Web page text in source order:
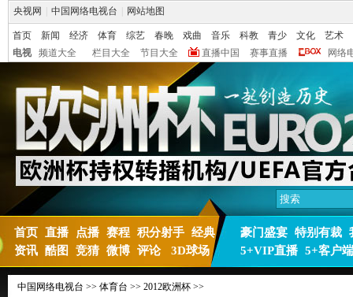
央视网 中国网络电视台 网站地图
首页 新闻 经济 体育 综艺 春晚 戏曲 音乐 科教 青少 文化
艺术
电视
频道大全 栏目大全 节目大全 直播中国 赛事直播 网络
首页 直播 点播 赛程 积分射手 经典
资讯 酷图 竞猜 微博 评论 3D球场
豪门盛宴 特别有裁
5+VIP直播 5+客户端
中国网络电视台 >> 体育台 >> 2012欧洲杯 >>